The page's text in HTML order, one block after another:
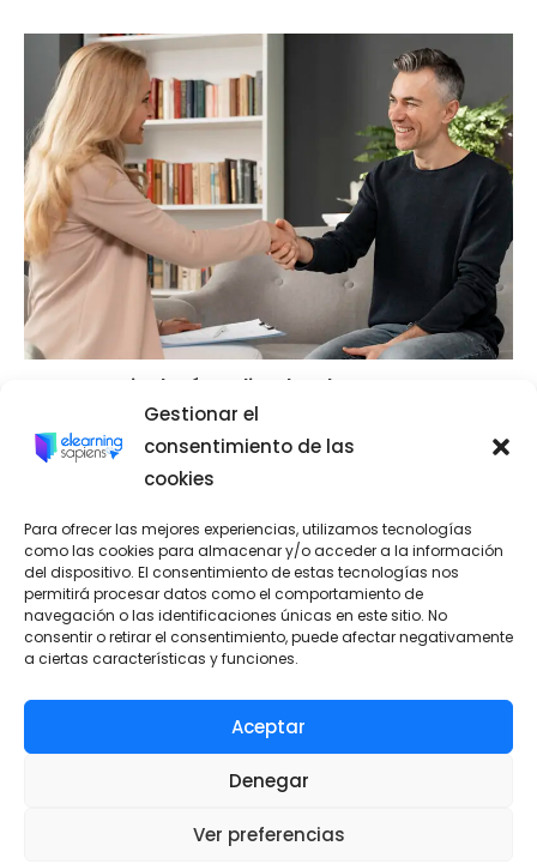
Gestionar el
consentimiento de las
cookies
Para ofrecer las mejores experiencias, utilizamos tecnologías
como las cookies para almacenar y/o acceder a la información
del dispositivo. El consentimiento de estas tecnologías nos
permitirá procesar datos como el comportamiento de
navegación o las identificaciones únicas en este sitio. No
consentir o retirar el consentimiento, puede afectar negativamente
a ciertas características y funciones.
Aceptar
Denegar
Ver preferencias
Psicología aplicada a las ventas
16/02/2024
Aviso Legal-Política de Privacidad-Política de
Personalizar Cookies